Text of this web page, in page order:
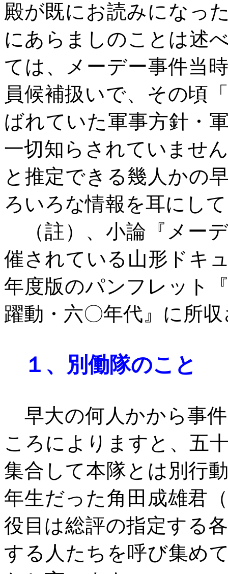
殿が既にお読みになっ
にあらましのことは述
ては、メーデー事件当
員候補扱いで、その頃
ばれていた軍事方針・
一切知らされていませ
と推定できる幾人かの
ろいろな情報を耳にし
（註）、小論『メー
催されている山形ドキ
年度版のパンフレット
躍動・六〇年代』に所
１、 別働隊のこと
早大の何人かから事
ころによりますと、五
集合して本隊とは別行
年生だった角田成雄君
役目は総評の指定する
する人たちを呼び集め